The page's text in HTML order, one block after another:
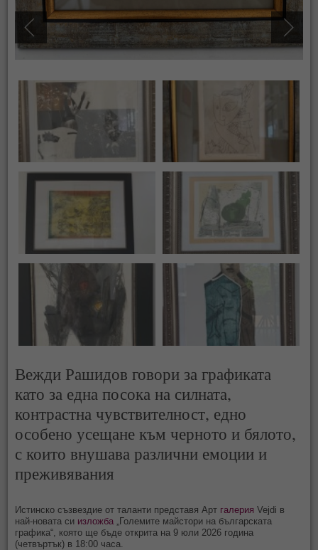
Вежди Рашидов говори за графиката
като за една посока на силната,
контрастна чувствителност, едно
особено усещане към черното и бялото,
с които внушава различни емоции и
преживявания
Истинско съзвездие от таланти представя Арт галерияVejdi в
най-новата си изложба „Големите майстори на българската
графика“, която ще бъде открита на 9 юли 2026 година
(четвъртък) в 18:00 часа.